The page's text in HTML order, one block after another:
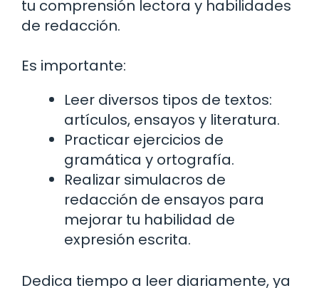
tu comprensión lectora y habilidades
de redacción.
Es importante:
Leer diversos tipos de textos:
artículos, ensayos y literatura.
Practicar ejercicios de
gramática y ortografía.
Realizar simulacros de
redacción de ensayos para
mejorar tu habilidad de
expresión escrita.
Dedica tiempo a leer diariamente, ya